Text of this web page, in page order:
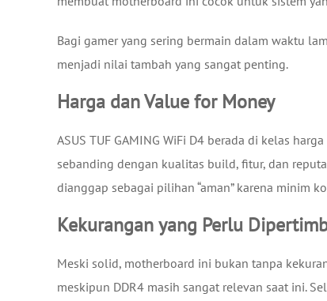
Bagi gamer yang sering bermain dalam waktu
menjadi nilai tambah yang sangat penting.
Harga dan Value for Money
ASUS TUF GAMING WiFi D4 berada di kelas
sebanding dengan kualitas build, fitur, dan
dianggap sebagai pilihan “aman” karena minim
Kekurangan yang Perlu
Meski solid, motherboard ini bukan tanpa
meskipun DDR4 masih sangat relevan saat ini.